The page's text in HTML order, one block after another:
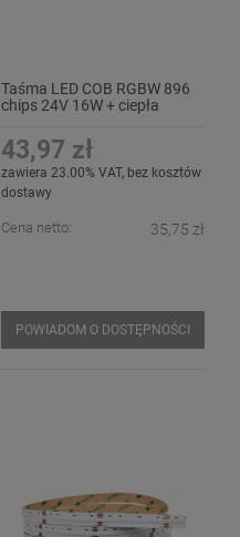
Taśma LED COB RGBW 896
chips 24V 16W + ciepła
43,97 zł
zawiera 23.00% VAT, bez kosztów
dostawy
Cena netto: 35,75 zł
POWIADOM O DOSTĘPNOŚCI